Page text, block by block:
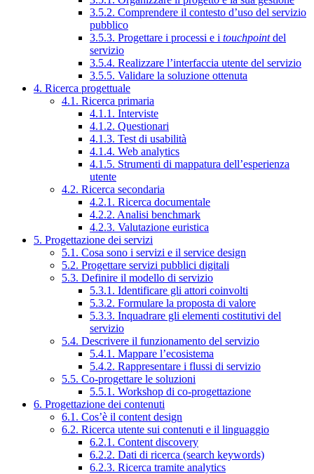
3.5.2. Comprendere il contesto d’uso del servizio
pubblico
3.5.3. Progettare i processi e i touchpointdel
servizio
3.5.4. Realizzare l’interfaccia utente del servizio
3.5.5. Validare la soluzione ottenuta
4. Ricerca progettuale
4.1. Ricerca primaria
4.1.1. Interviste
4.1.2. Questionari
4.1.3. Test di usabilità
4.1.4. Web analytics
4.1.5. Strumenti di mappatura dell’esperienza
utente
4.2. Ricerca secondaria
4.2.1. Ricerca documentale
4.2.2. Analisi benchmark
4.2.3. Valutazione euristica
5. Progettazione dei servizi
5.1. Cosa sono i servizi e il service design
5.2. Progettare servizi pubblici digitali
5.3. Definire il modello di servizio
5.3.1. Identificare gli attori coinvolti
5.3.2. Formulare la proposta di valore
5.3.3. Inquadrare gli elementi costitutivi del
servizio
5.4. Descrivere il funzionamento del servizio
5.4.1. Mappare l’ecosistema
5.4.2. Rappresentare i flussi di servizio
5.5. Co-progettare le soluzioni
5.5.1. Workshop di co-progettazione
6. Progettazione dei contenuti
6.1. Cos’è il content design
6.2. Ricerca utente sui contenuti e il linguaggio
6.2.1. Content discovery
6.2.2. Dati di ricerca (search keywords)
6.2.3. Ricerca tramite analytics